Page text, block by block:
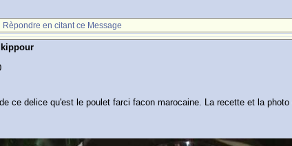
Rèpondre en citant ce Message
ce delice qu'est le poulet farci facon marocaine. La recette et la